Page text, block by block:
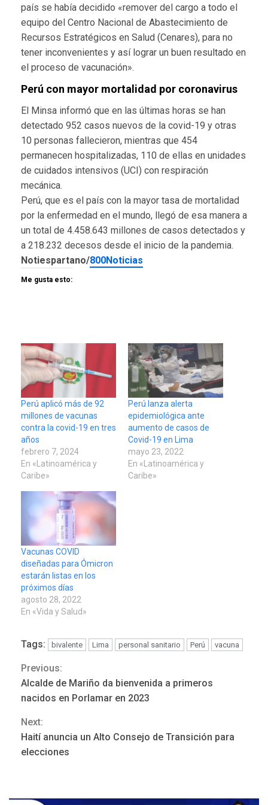
país se había decidido «remover del cargo a todo el
equipo del Centro Nacional de Abastecimiento de
Recursos Estratégicos en Salud (Cenares), para no
tener inconvenientes y así lograr un buen resultado en
el proceso de vacunación».
Perú con mayor mortalidad por coronavirus
El Minsa informó que en las últimas horas se han
detectado 952 casos nuevos de la covid-19 y otras
10 personas fallecieron, mientras que 454
permanecen hospitalizadas, 110 de ellas en unidades
de cuidados intensivos (UCI) con respiración
mecánica.
Perú, que es el país con la mayor tasa de mortalidad
por la enfermedad en el mundo, llegó de esa manera a
un total de 4.458.643 millones de casos detectados y
a 218.232 decesos desde el inicio de la pandemia.
Notiespartano/800Noticias
Me gusta esto:
Perú aplicó más de 92
millones de vacunas
contra la covid-19 en tres
años
febrero 7, 2024
En «Latinoamérica y
Caribe»
Perú lanza alerta
epidemiológica ante
aumento de casos de
Covid-19 en Lima
mayo 23, 2022
En «Latinoamérica y
Caribe»
Vacunas COVID
diseñadas para Ómicron
estarán listas en los
próximos días
agosto 28, 2022
En «Vida y Salud»
Tags: bivalente Lima personal sanitario Perú vacuna
Continue
Reading
Previous:
Alcalde de Mariño da bienvenida a primeros
nacidos en Porlamar en 2023
Next:
Haití anuncia un Alto Consejo de Transición para
elecciones
ÚLTIMA HORA